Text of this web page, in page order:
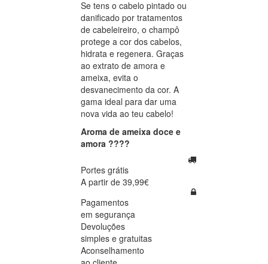
Se tens o cabelo pintado ou
danificado por tratamentos
de cabeleireiro, o champô
protege a cor dos cabelos,
hidrata e regenera. Graças
ao extrato de amora e
ameixa, evita o
desvanecimento da cor. A
gama ideal para dar uma
nova vida ao teu cabelo!
Aroma de ameixa doce e
amora ????
Portes grátis
A partir de 39,99€
Pagamentos
em segurança
Devoluções
simples e gratuitas
Aconselhamento